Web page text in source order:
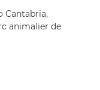
Cantabria,
animalier de